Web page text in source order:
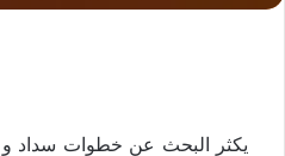
يكثر البحث عن خطوات سداد